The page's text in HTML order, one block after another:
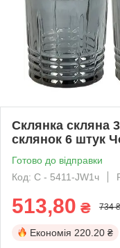
Склянка скляна
склянок 6 штук
Готово до відправки
Код: С - 5411-JW1ч
513,80 ₴ 734 ₴
Економія 220.20 ₴